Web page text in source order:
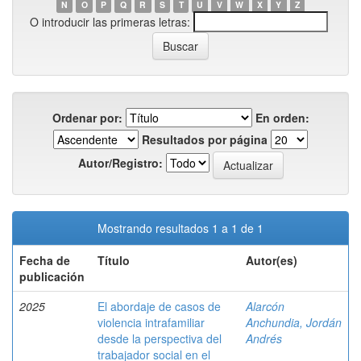
N
O P Q R S T U V W X Y Z
O introducir las primeras letras:
Ordenar por:
En orden:
Resultados por página
Autor/Registro:
Mostrando resultados 1 a 1 de 1
Fecha de
publicación
Título Autor(es)
2025
El abordaje de casos de
violencia intrafamiliar
desde la perspectiva del
trabajador social en el
Alarcón
Anchundia, Jordán
Andrés